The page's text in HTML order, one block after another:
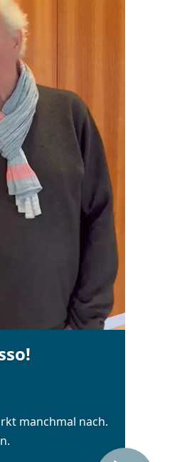
manchmal nach.